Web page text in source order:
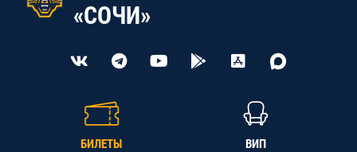
«СОЧИ»
БИЛЕТЫ ВИП